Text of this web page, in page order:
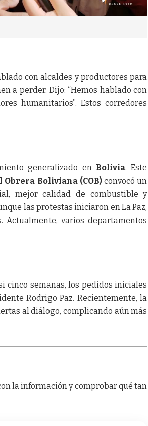
con alcaldes y productores para
a perder. Dijo: “Hemos hablado con
humanitarios”. Estos corredores
generalizado en Bolivia. Este
Obrera Boliviana (COB)convocó un
mejor calidad de combustible y
las protestas iniciaron en La Paz,
varios departamentos
cinco semanas, los pedidos iniciales
Rodrigo Paz. Recientemente, la
al diálogo, complicando aún más
la información y comprobar qué tan